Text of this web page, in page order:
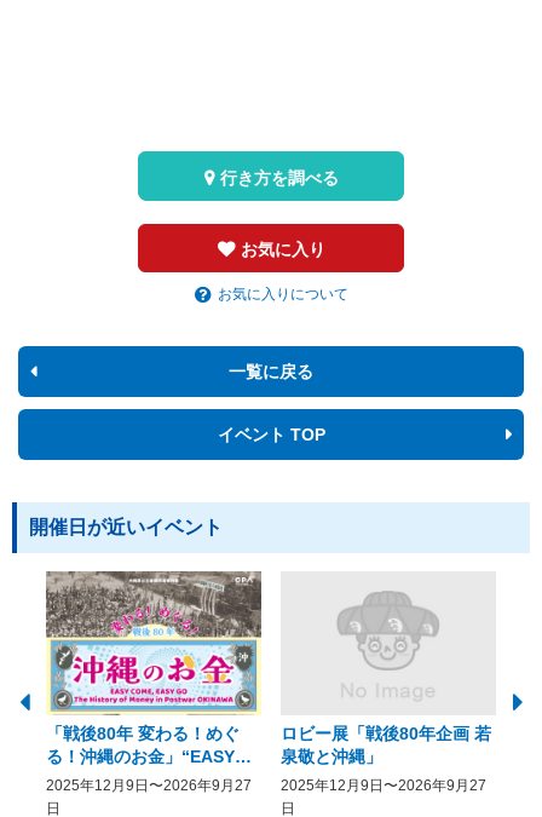
お気に入り
お気に入りについて
行き方を調べる
一覧に戻る
イベント TOP
開催日が近いイベント
「戦後80年 変わる！めぐ
る！沖縄のお金」“EASY
COME, EASY GO － The
History of Money in
2025年12月9日〜2026年9月27
日
ロビー展「戦後80年企画 若
泉敬と沖縄」
2025年12月9日〜2026年9月27
日